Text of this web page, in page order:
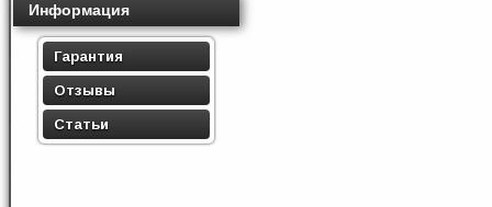
Информация
Гарантия
Отзывы
Статьи